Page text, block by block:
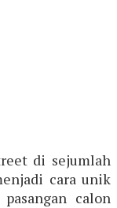
di sejumlah
cara unik
calon